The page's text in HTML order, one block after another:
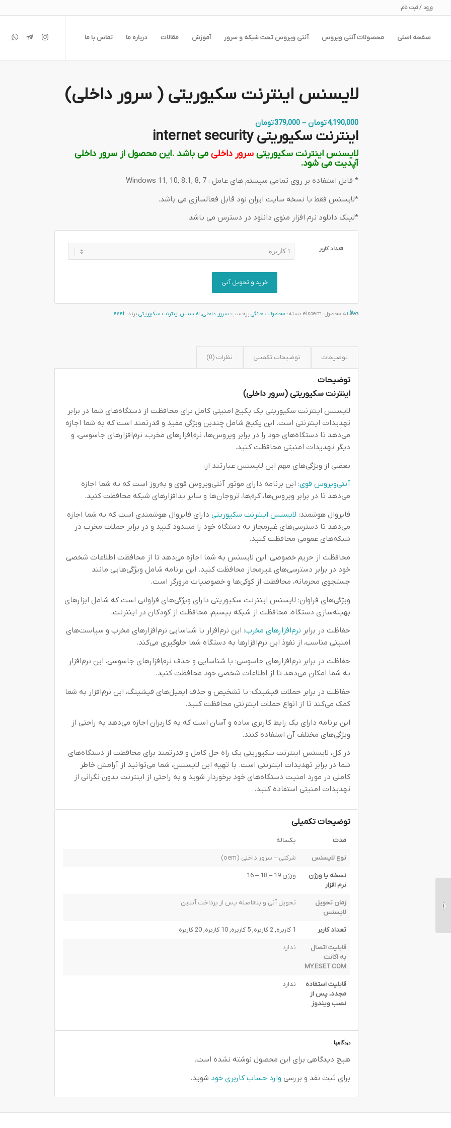
ورود / ثبت نام
صفحه اصلی محصولات آنتی ویروس آنتی ویروس تحت شبکه و سرور آموزش مقالات درباره ما تماس با ما
لایسنس اینترنت سکیوریتی ( سرور داخلی)
4,190,000تومان –
379,000تومانPrice
range:
through
اینترنت سکیوریتی internet security
لایسنس اینترنت سکیوریتیسرور داخلی می باشد .این محصول از سرور داخلی
آپدیت می شود.
* قابل استفاده بر روی تمامی سیستم های عامل : 7 ,8 ,8.1 ,10 ,11 Windows
*لایسنس فقط با نسخه سایت ایران نود قابل فعالسازی می باشد.
*لینک دانلود نرم افزار منوی دانلود در دسترس می باشد.
تعداد کاربر
صاف
خرید و تحویل آنی
شناسه محصول: eisoem دسته: محصولات خانگی برچسب:سرور داخلی,لایسنس اینترنت سکیوریتی برند:eset
توضیحات توضیحات تکمیلی نظرات (0)
توضیحات
اینترنت سکیوریتی (سرور داخلی)
لایسنس اینترنت سکیوریتی یک پکیج امنیتی کامل برای محافظت از دستگاه‌های شما در برابر
تهدیدات اینترنتی است. این پکیج شامل چندین ویژگی مفید و قدرتمند است که به شما اجازه
می‌دهد تا دستگاه‌های خود را در برابر ویروس‌ها، نرم‌افزارهای مخرب، نرم‌افزارهای جاسوسی، و
دیگر تهدیدات امنیتی محافظت کنید.
بعضی از ویژگی‌های مهم این لایسنس عبارتند از:
آنتی‌ویروس قوی: این برنامه دارای موتور آنتی‌ویروس قوی و به‌روز است که به شما اجازه
می‌دهد تا در برابر ویروس‌ها، کرم‌ها، تروجان‌ها و سایر بدافزارهای شبکه محافظت کنید.
فایروال هوشمند: لایسنس اینترنت سکیوریتی دارای فایروال هوشمندی است که به شما اجازه
می‌دهد تا دسترسی‌های غیرمجاز به دستگاه خود را مسدود کنید و در برابر حملات مخرب در
شبکه‌های عمومی محافظت کنید.
محافظت از حریم خصوصی: این لایسنس به شما اجازه می‌دهد تا از محافظت اطلاعات شخصی
خود در برابر دسترسی‌های غیرمجاز محافظت کنید. این برنامه شامل ویژگی‌هایی مانند
جستجوی محرمانه، محافظت از کوکی‌ها و خصوصیات مرورگر است.
ویژگی‌های فراوان: لایسنس اینترنت سکیوریتی دارای ویژگی‌های فراوانی است که شامل ابزارهای
بهینه‌سازی دستگاه، محافظت از شبکه بیسیم، محافظت از کودکان در اینترنت،
حفاظت در برابر نرم‌افزارهای مخرب: این نرم‌افزار با شناسایی نرم‌افزارهای مخرب و سیاست‌های
امنیتی مناسب، از نفوذ این نرم‌افزارها به دستگاه شما جلوگیری می‌کند.
حفاظت در برابر نرم‌افزارهای جاسوسی: با شناسایی و حذف نرم‌افزارهای جاسوسی، این نرم‌افزار
به شما امکان می‌دهد تا از اطلاعات شخصی خود محافظت کنید.
حفاظت در برابر حملات فیشینگ: با تشخیص و حذف ایمیل‌های فیشینگ، این نرم‌افزار به شما
کمک می‌کند تا از انواع حملات اینترنتی محافظت کنید.
این برنامه دارای یک رابط کاربری ساده و آسان است که به کاربران اجازه می‌دهد به راحتی از
ویژگی‌های مختلف آن استفاده کنند.
در کل، لایسنس اینترنت سکیوریتی یک راه حل کامل و قدرتمند برای محافظت از دستگاه‌های
شما در برابر تهدیدات اینترنتی است. با تهیه این لایسنس، شما می‌توانید از آرامش خاطر
کاملی در مورد امنیت دستگاه‌های خود برخوردار شوید و به راحتی از اینترنت بدون نگرانی از
تهدیدات امنیتی استفاده کنید.
توضیحات تکمیلی
مدت یکساله
نوع لایسنس شرکتی – سرور داخلی (oem)
نسخه یا ورژن
نرم افزار
ورژن 19 – 18 – 16
زمان تحویل
لایسنس
تحویل آنی و بلافاصله پس از پرداخت آنلاین
تعداد کاربر 1 کاربره, 2 کاربره, 5 کاربره, 10 کاربره, 20 کاربره
قابلیت اتصال
به اکانت
MY.ESET.COM
ندارد
قابلیت استفاده
مجدد، پس از
نصب ویندوز
ندارد
دیدگاهها
هیچ دیدگاهی برای این محصول نوشته نشده است.
برای ثبت نقد و بررسی وارد حساب کاربری خود شوید.
لایسنس اندپوینت